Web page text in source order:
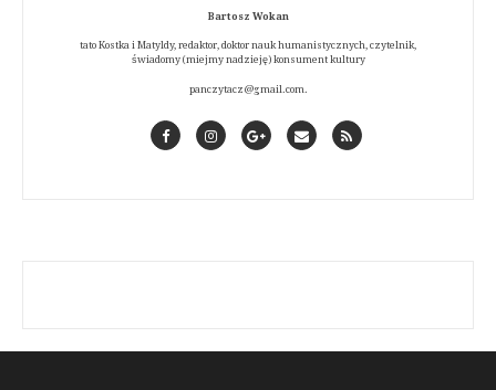
Bartosz Wokan
tato Kostka i Matyldy, redaktor, doktor nauk humanistycznych, czytelnik,
świadomy (miejmy nadzieję) konsument kultury
panczytacz@gmail.com.
FacebookInstagramGooglePlus
ContactRSS